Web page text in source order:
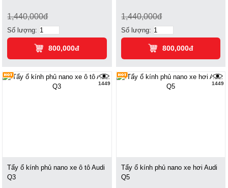
1,440,000đ
Số lượng:
800,000đ
1,440,000đ
Số lượng:
800,000đ
1449
Tẩy ổ kính phủ nano xe ô tô Audi
Q3
1449
Tẩy ổ kính phủ nano xe hơi Audi
Q5